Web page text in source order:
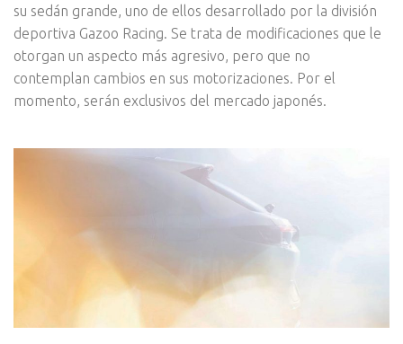
su sedán grande, uno de ellos desarrollado por la división
deportiva Gazoo Racing. Se trata de modificaciones que le
otorgan un aspecto más agresivo, pero que no
contemplan cambios en sus motorizaciones. Por el
momento, serán exclusivos del mercado japonés.